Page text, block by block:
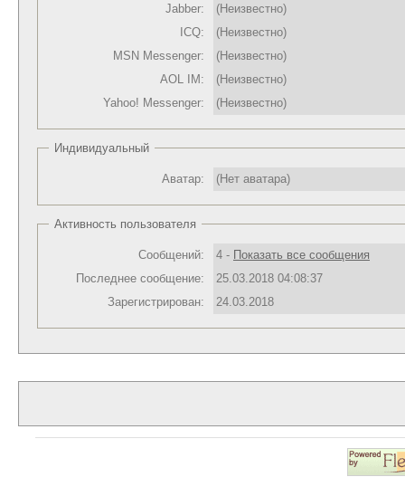
Jabber:
(Неизвестно)
ICQ:
(Неизвестно)
MSN Messenger:
(Неизвестно)
AOL IM:
(Неизвестно)
Yahoo! Messenger:
(Неизвестно)
Индивидуальный
Аватар: (Нет аватара)
Активность пользователя
Сообщений: 4 - Показать все сообщения
Последнее сообщение:
25.03.2018 04:08:37
Зарегистрирован:
24.03.2018